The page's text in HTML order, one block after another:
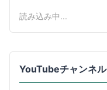
読み込み中...
YouTubeチャンネル